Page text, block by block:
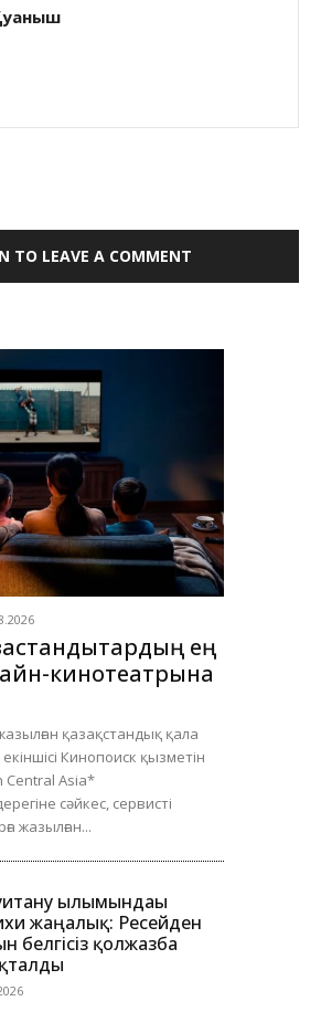
TO LEAVE A COMMENT
ең
кинотеатрына
қазақстандық қала
Кинопоиск қызметін
Central Asia*
сәйкес, сервисті
жазылған...
ғылымындағы
жаңалық: Ресейден
белгісіз қолжазба